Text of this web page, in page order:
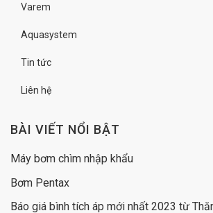
Varem
Aquasystem
Tin tức
Liên hệ
BÀI VIẾT NỔI BẬT
Máy bơm chìm nhập khẩu
Bơm Pentax
Báo giá bình tích áp mới nhất 2023 từ